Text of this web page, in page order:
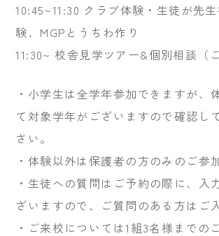
10:45~11:30 クラブ体験・生徒が先
験、MGPとうちわ作り
11:30~ 校舎見学ツアー&個別相談（
・小学生は全学年参加できますが、
て対象学年がございますので確認し
さい。
・体験以外は保護者の方のみのご参
・生徒への質問はご予約の際に、入
ざいますので、ご質問のある方はご
・ご来校については1組3名様までの